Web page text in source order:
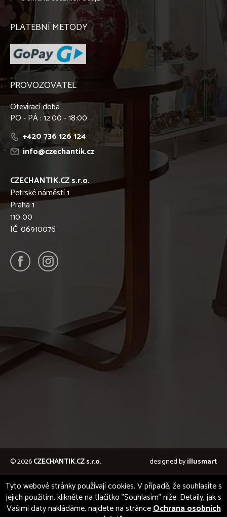
PLATEBNÍ METODY
PROVOZOVATEL
Otevírací doba
PO - PÁ : 12:00 - 18:00
+420 736 126 124
info@czechantik.cz
CZECHANTIK.CZ s.r.o.
Petrské náměstí 1
Praha 1
110 00
IČ: 06910076
© 2026CZECHANTIK.CZ s.r.o. designed byillusmart
Tyto webové stránky používají cookies. V případě, že souhlasíte s
jejich použitím, klikněte na tlačítko "Souhlasím" níže. Detaily, jak s
Vašimi daty nakládáme, najdete na stránceOchrana osobních